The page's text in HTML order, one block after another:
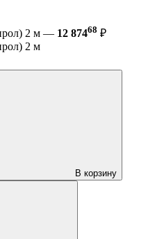
2 м — 12 87468 ₽
2 м
В корзину